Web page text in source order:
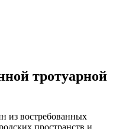
тротуарной
из востребованных